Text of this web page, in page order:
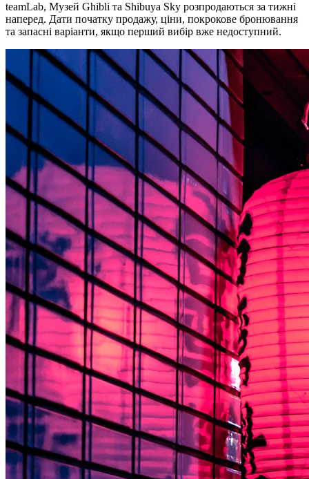
teamLab, Музей Ghibli та Shibuya Sky розпродаються за тижні
наперед. Дати початку продажу, ціни, покрокове бронювання
та запасні варіанти, якщо перший вибір вже недоступний.